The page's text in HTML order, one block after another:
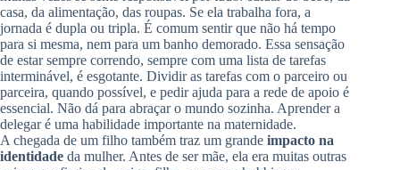
casa, da alimentação, das roupas. Se ela trabalha fora, a
jornada é dupla ou tripla. É comum sentir que não há tempo
para si mesma, nem para um banho demorado. Essa sensação
de estar sempre correndo, sempre com uma lista de tarefas
interminável, é esgotante. Dividir as tarefas com o parceiro ou
parceira, quando possível, e pedir ajuda para a rede de apoio é
essencial. Não dá para abraçar o mundo sozinha. Aprender a
delegar é uma habilidade importante na maternidade.
A chegada de um filho também traz um grande impacto na
identidade da mulher. Antes de ser mãe, ela era muitas outras